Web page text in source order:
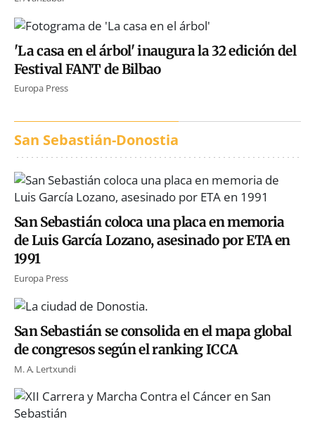
'La casa en el árbol' inaugura la 32 edición del
Festival FANT de Bilbao
Europa Press
San Sebastián-Donostia
San Sebastián coloca una placa en memoria
de Luis García Lozano, asesinado por ETA en
1991
Europa Press
San Sebastián se consolida en el mapa global
de congresos según el ranking ICCA
M. A. Lertxundi